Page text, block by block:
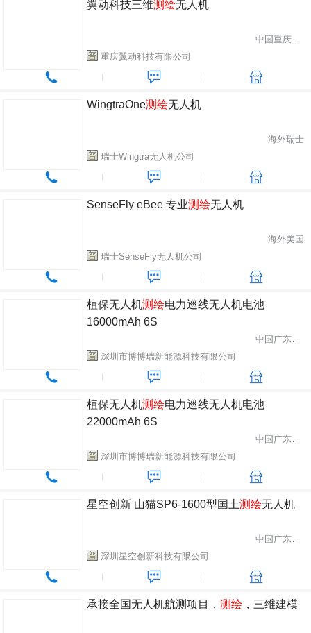
翼动科技三维测绘无人机
中国重庆市渝北区
重庆翼动科技有限公司
WingtraOne测绘无人机
海外瑞士
瑞士Wingtra无人机公司
SenseFly eBee 专业测绘无人机
海外美国
瑞士SenseFly无人机公司
植保无人机测绘电力巡线无人机电池
16000mAh 6S
中国广东省深圳市
深圳市博博瑞新能源科技有限公司
植保无人机测绘电力巡线无人机电池
22000mAh 6S
中国广东省深圳市
深圳市博博瑞新能源科技有限公司
星空创新 山猫SP6-1600型国土测绘无人机
中国广东省深圳市
深圳星空创新科技有限公司
承接全国无人机航测项目， 测绘 ，三维建模